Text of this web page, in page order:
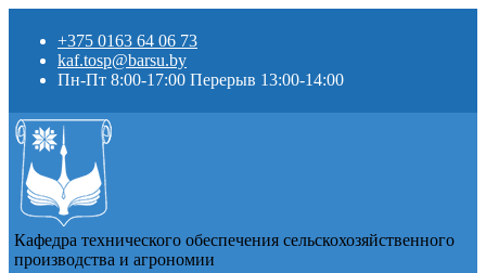
+375 0163 64 06 73
kaf.tosp@barsu.by
Пн-Пт 8:00-17:00 Перерыв 13:00-14:00
Кафедра технического обеспечения сельскохозяйственного
производства и агрономии